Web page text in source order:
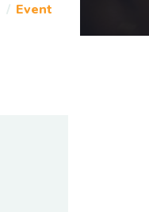
Event